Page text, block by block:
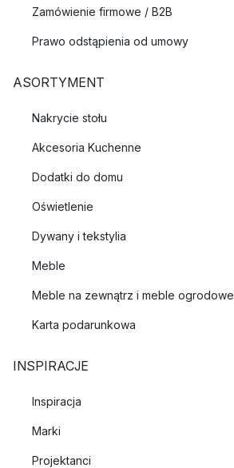
Zamówienie firmowe / B2B
Prawo odstąpienia od umowy
ASORTYMENT
Nakrycie stołu
Akcesoria Kuchenne
Dodatki do domu
Oświetlenie
Dywany i tekstylia
Meble
Meble na zewnątrz i meble ogrodowe
Karta podarunkowa
INSPIRACJE
Inspiracja
Marki
Projektanci